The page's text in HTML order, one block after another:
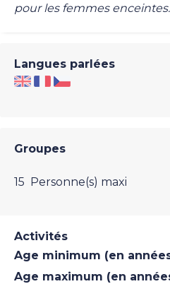
pour les femmes
Langues parlées
Groupes
15 Personne(s) maxi
Activités
Age minimum (en
Age maximum (en